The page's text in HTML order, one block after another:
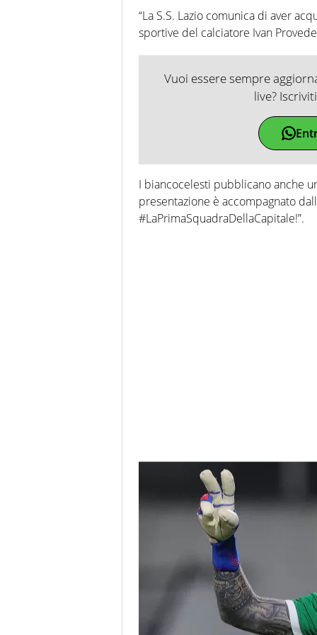
“La S.S. Lazio comunica di aver
sportive del calciatore Ivan
Vuoi essere sempre
live?
I biancocelesti pubblicano anche
presentazione è accompagnato
#LaPrimaSquadraDellaCapitale!”.